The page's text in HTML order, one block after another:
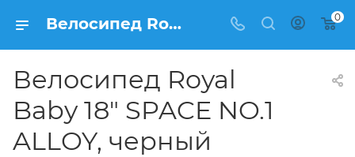
Велосипед Royal Baby 18" SPACE NO.1 ALLOY, черный купить: цена 18 100 рублей в Балашихе | Интернет магазин Вело150 0
Велосипед Royal
Baby 18" SPACE NO.1
ALLOY, черный